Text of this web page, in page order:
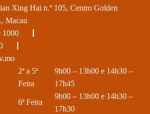
Xing Hai n.º 105, Centro Golden
Macau
1000
2ª a 5ª
Feira
9h00 – 13h00 e 14h30 –
17h45
6ª Feira
9h00 – 13h00 e 14h30 –
17h30